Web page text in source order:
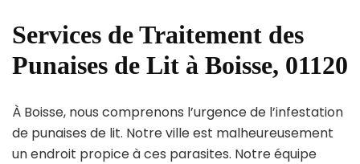
Services de Traitement des
Punaises de Lit à Boisse, 01120
À Boisse, nous comprenons l’urgence de l’infestation
de punaises de lit. Notre ville est malheureusement
un endroit propice à ces parasites. Notre équipe